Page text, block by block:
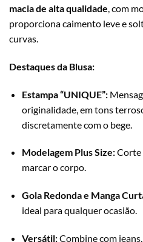
macia de alta qualidade, com
proporciona caimento leve e
curvas.
Destaques da Blusa:
Estampa “UNIQUE”:
originalidade, em tons
discretamente com o bege.
Modelagem Plus Size:Corte
marcar o corpo.
Gola Redonda e Manga
ideal para qualquer ocasião.
Versátil:Combine com